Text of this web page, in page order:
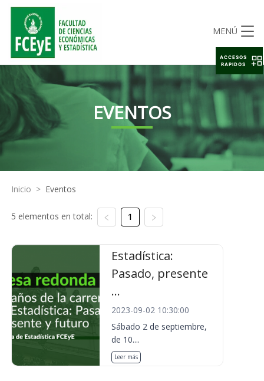
MENÚ
EVENTOS
Inicio > Eventos
5 elementos en total: 1
Estadística:
Pasado, presente
...
2023-09-02 10:30:00
Sábado 2 de septiembre,
de 10....
Leer más
ACCESOS
RAPIDOS